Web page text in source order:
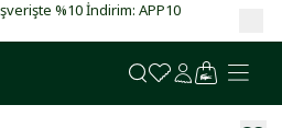
%10 İndirim: APP10